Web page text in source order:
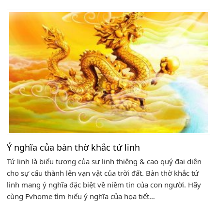
Ý nghĩa của bàn thờ khắc tứ linh
Tứ linh là biểu tượng của sự linh thiêng & cao quý đại diện
cho sự cấu thành lên vạn vật của trời đất. Bàn thờ khắc tứ
linh mang ý nghĩa đặc biệt về niềm tin của con người. Hãy
cùng Fvhome tìm hiểu ý nghĩa của họa tiết…